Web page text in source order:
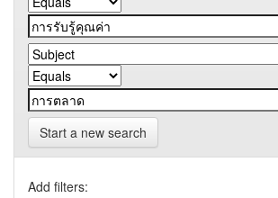
Start a new search
Add filters: